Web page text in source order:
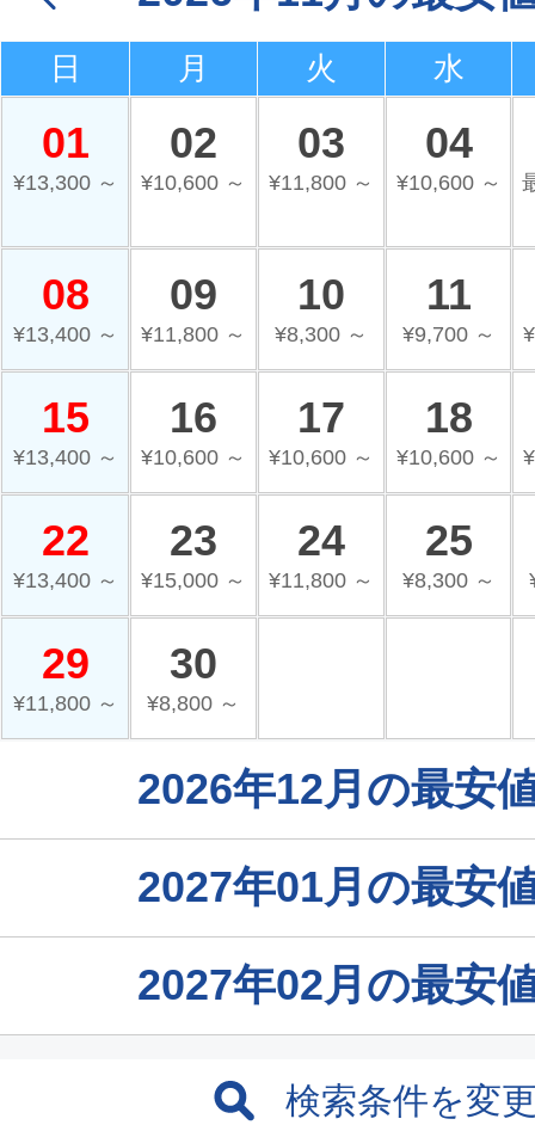
日 月 火 水
01
¥13,300 ～
02
¥10,600 ～
03
¥11,800 ～
04
¥10,600 ～
08
¥13,400 ～
09
¥11,800 ～
10
¥8,300 ～
11
¥9,700 ～
15
¥13,400 ～
16
¥10,600 ～
17
¥10,600 ～
18
¥10,600 ～
22
¥13,400 ～
23
¥15,000 ～
24
¥11,800 ～
25
¥8,300 ～
29
¥11,800 ～
30
¥8,800 ～
2026年12月の最安
2027年01月の最安
2027年02月の最安
検索条件を変